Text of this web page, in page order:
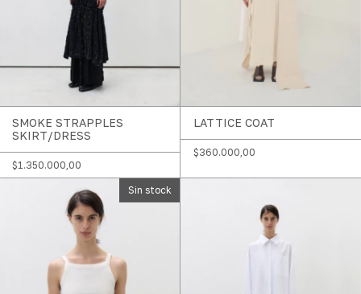
SMOKE STRAPPLES
SKIRT/DRESS
$1.350.000,00
LATTICE COAT
$360.000,00
Sin stock